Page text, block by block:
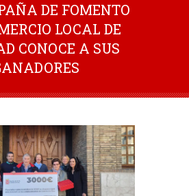
DE FOMENTO
LOCAL DE
CONOCE A SUS